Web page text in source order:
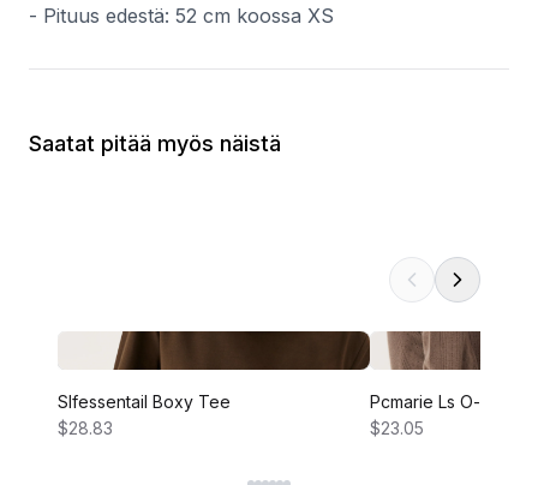
- Pituus edestä: 52 cm koossa XS
Saatat pitää myös näistä
Slfessentail Boxy Tee
$28.83
Pcmarie Ls O-neck
$23.05